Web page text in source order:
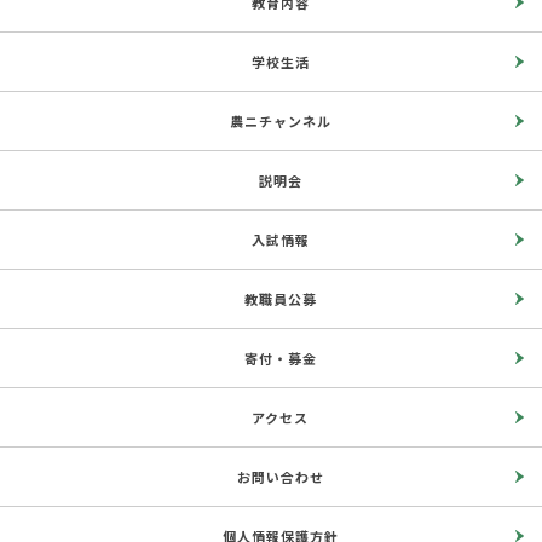
学校生活
農ニチャンネル
説明会
入試情報
教職員公募
寄付・募金
アクセス
お問い合わせ
個人情報保護方針